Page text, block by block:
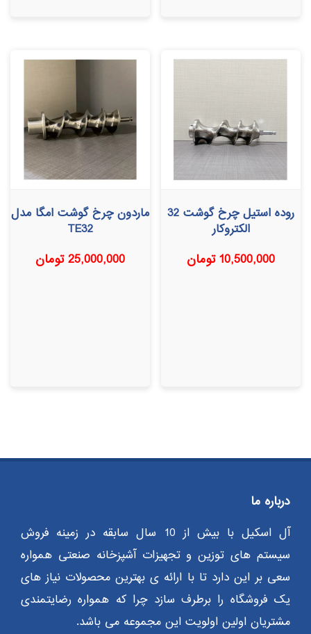
روده استیل چرخ گوشت 32
الکتروکار
10,500,000تومان
ماردون چرخ گوشت امگا مدل
TE32
25,000,000تومان
درباره ما
آل اسکیل با بیش از 10 سال سابقه در زمینه فروش
سیستم های توزین و تجهیزات آشپزخانه صنعتی همواره
سعی بر این دارد تا با ارائه ی بهترین محصولات نیاز های
یک فروشگاه را برطرف سازد چرا که همواره رضایتمندی
مشتریان اولین اولویت این مجموعه می باشد.